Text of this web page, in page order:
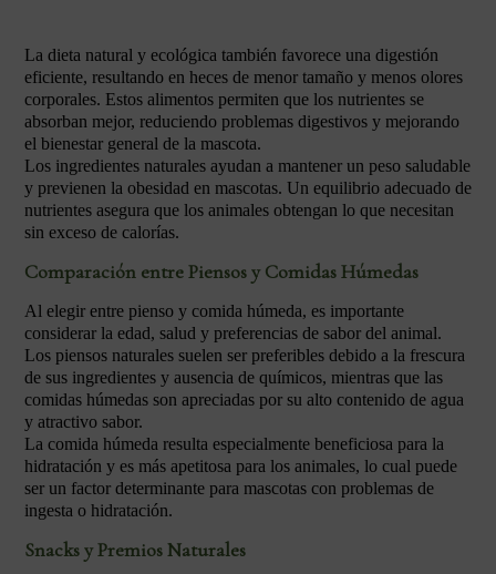
La dieta natural y ecológica también favorece una digestión
eficiente, resultando en heces de menor tamaño y menos olores
corporales. Estos alimentos permiten que los nutrientes se
absorban mejor, reduciendo problemas digestivos y mejorando
el bienestar general de la mascota.
Los ingredientes naturales ayudan a mantener un peso saludable
y previenen la obesidad en mascotas. Un equilibrio adecuado de
nutrientes asegura que los animales obtengan lo que necesitan
sin exceso de calorías.
Comparación entre Piensos y Comidas Húmedas
Al elegir entre pienso y comida húmeda, es importante
considerar la edad, salud y preferencias de sabor del animal.
Los piensos naturales suelen ser preferibles debido a la frescura
de sus ingredientes y ausencia de químicos, mientras que las
comidas húmedas son apreciadas por su alto contenido de agua
y atractivo sabor.
La comida húmeda resulta especialmente beneficiosa para la
hidratación y es más apetitosa para los animales, lo cual puede
ser un factor determinante para mascotas con problemas de
ingesta o hidratación.
Snacks y Premios Naturales